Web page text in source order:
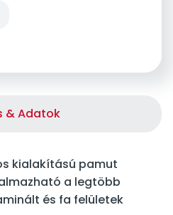
& Adatok
kialakítású pamut
a legtöbb
és fa felületek